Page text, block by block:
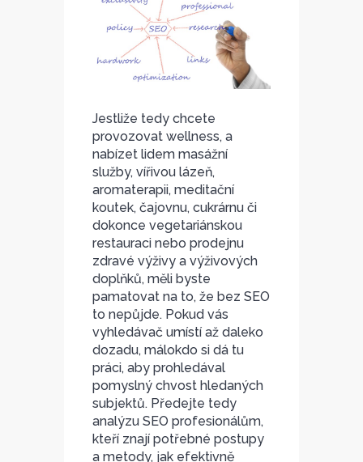
Jestliže tedy chcete
provozovat wellness, a
nabízet lidem masážní
služby, vířivou lázeň,
aromaterapii, meditační
koutek, čajovnu, cukrárnu či
dokonce vegetariánskou
restauraci nebo prodejnu
zdravé výživy a výživových
doplňků, měli byste
pamatovat na to, že bez SEO
to nepůjde. Pokud vás
vyhledávač umístí až daleko
dozadu, málokdo si dá tu
práci, aby prohledával
pomyslný chvost hledaných
subjektů. Předejte tedy
analýzu SEO profesionálům,
kteří znají potřebné postupy
a metody, jak efektivně